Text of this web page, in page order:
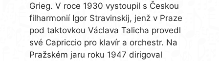
Grieg. V roce 1930 vystoupil s Českou
filharmonií Igor Stravinskij, jenž v Praze
pod taktovkou Václava Talicha provedl
své Capriccio pro klavír a orchestr. Na
Pražském jaru roku 1947 dirigoval